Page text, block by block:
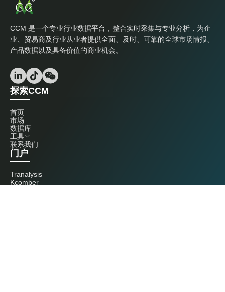
CCM 是一个专业行业数据平台，整合实时采集与专业分析，为企
业、贸易商及行业从业者提供全面、及时、可靠的全球市场情报、
产品数据以及具备价值的商业机会。
探索CCM
首页
市场
数据库
工具
联系我们
门户
Tranalysis
Kcomber